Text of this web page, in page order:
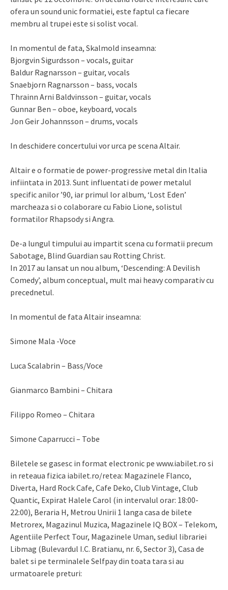
ofera un sound unic formatiei, este faptul ca fiecare
membru al trupei este si solist vocal.
In momentul de fata, Skalmold inseamna:
Bjorgvin Sigurdsson – vocals, guitar
Baldur Ragnarsson – guitar, vocals
Snaebjorn Ragnarsson – bass, vocals
Thrainn Arni Baldvinsson – guitar, vocals
Gunnar Ben – oboe, keyboard, vocals
Jon Geir Johannsson – drums, vocals
In deschidere concertului vor urca pe scena Altair.
Altair e o formatie de power-progressive metal din Italia
infiintata in 2013. Sunt influentati de power metalul
specific anilor ’90, iar primul lor album, ‘Lost Eden’
marcheaza si o colaborare cu Fabio Lione, solistul
formatilor Rhapsody si Angra.
De-a lungul timpului au impartit scena cu formatii precum
Sabotage, Blind Guardian sau Rotting Christ.
In 2017 au lansat un nou album, ‘Descending: A Devilish
Comedy’, album conceptual, mult mai heavy comparativ cu
precednetul.
In momentul de fata Altair inseamna:
Simone Mala -Voce
Luca Scalabrin – Bass/Voce
Gianmarco Bambini – Chitara
Filippo Romeo – Chitara
Simone Caparrucci – Tobe
Biletele se gasesc in format electronic pe www.iabilet.ro si
in reteaua fizica iabilet.ro/retea: Magazinele Flanco,
Diverta, Hard Rock Cafe, Cafe Deko, Club Vintage, Club
Quantic, Expirat Halele Carol (in intervalul orar: 18:00-
22:00), Beraria H, Metrou Unirii 1 langa casa de bilete
Metrorex, Magazinul Muzica, Magazinele IQ BOX – Telekom,
Agentiile Perfect Tour, Magazinele Uman, sediul librariei
Libmag (Bulevardul I.C. Bratianu, nr. 6, Sector 3), Casa de
balet si pe terminalele Selfpay din toata tara si au
urmatoarele preturi: